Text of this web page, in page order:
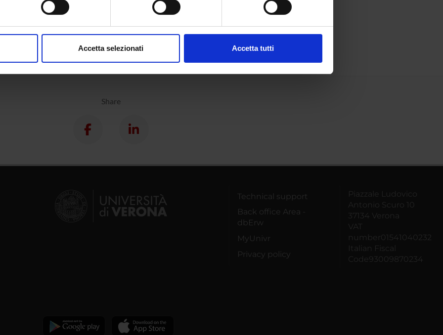
in qualsiasi momento dalla Dichiarazione sui cookie.
Accetta selezionati Accetta tutti
Share
Technical support
Back office Area -
dbErw
MyUnivr
Privacy policy
Piazzale Ludovico
Antonio Scuro 10
37134 Verona
VAT
number01541040232
Italian Fiscal
Code93009870234